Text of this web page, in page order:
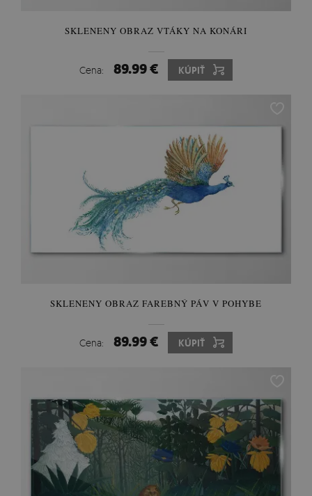
SKLENENY OBRAZ VTÁKY NA KONÁRI
Cena: 89.99 € KÚPIŤ
SKLENENY OBRAZ FAREBNÝ PÁV V POHYBE
Cena: 89.99 € KÚPIŤ